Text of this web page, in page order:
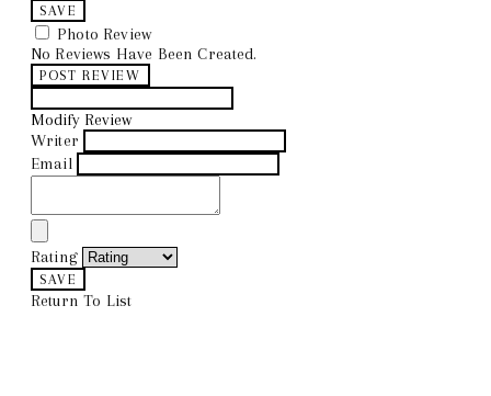
SAVE
Photo Review
No Reviews Have Been Created.
POST REVIEW
Modify Review
Writer
Email
Rating
SAVE
Return To List